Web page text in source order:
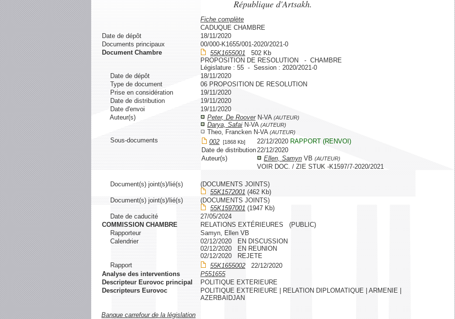
République d'Artsakh.
Fiche complète
CADUQUE CHAMBRE
Date de dépôt
18/11/2020
Documents principaux
00/000-K1655/001-2020/2021-0
Document Chambre
55K1655001 502 Kb
PROPOSITION DE RESOLUTION - CHAMBRE
Législature : 55 - Session : 2020/2021-0
Date de dépôt
18/11/2020
Type de document
06 PROPOSITION DE RESOLUTION
Prise en considération
19/11/2020
Date de distribution
19/11/2020
Date d'envoi
19/11/2020
Auteur(s)
Peter, De RooverN-VA (AUTEUR)
Darya, Safai N-VA (AUTEUR)
Theo, Francken N-VA (AUTEUR)
Sous-documents 002 [1868 Kb] 22/12/2020 RAPPORT (RENVOI)
Date de distribution22/12/2020
Auteur(s)
Ellen, Samyn VB (AUTEUR)
VOIR DOC. / ZIE STUK -K1597/7-2020/2021
Document(s) joint(s)/lié(s)
(DOCUMENTS JOINTS)
55K1572001 (462 Kb)
Document(s) joint(s)/lié(s)
(DOCUMENTS JOINTS)
55K1597001 (1947 Kb)
Date de caducité
27/05/2024
COMMISSION CHAMBRE
RELATIONS EXTÉRIEURES (PUBLIC)
Rapporteur
Samyn, Ellen VB
Calendrier
02/12/2020 EN DISCUSSION
02/12/2020 EN REUNION
02/12/2020 REJETE
Rapport
55K1655002 22/12/2020
Analyse des interventions
P551655
Descripteur Eurovoc principal
POLITIQUE EXTERIEURE
Descripteurs Eurovoc
POLITIQUE EXTERIEURE | RELATION DIPLOMATIQUE | ARMENIE |
AZERBAIDJAN
Banque carrefour de la législation